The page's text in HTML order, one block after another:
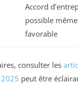
Accord
possible
favorable
consulter les
peut être